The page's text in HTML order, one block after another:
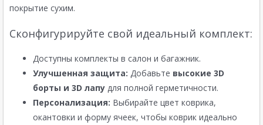
покрытие сухим.
Сконфигурируйте свой идеальный комплект:
Доступны комплекты в салон и багажник.
Улучшенная защита: Добавьте высокие 3D
борты и 3D лапу для полной герметичности.
Персонализация: Выбирайте цвет коврика,
окантовки и форму ячеек, чтобы коврик идеально